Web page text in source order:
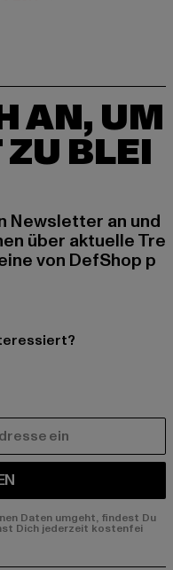
AN, UM
BLEI
Newsletter an und
über aktuelle Tre
von DefShop p
Daten umgeht, findest Du
Dich jederzeit kostenfei